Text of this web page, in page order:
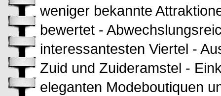
weniger bekannte
bewertet -
interessantesten Viertel -
Zuid und Zuideramstel -
eleganten Modeboutiquen